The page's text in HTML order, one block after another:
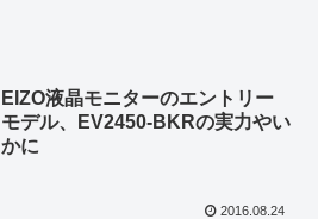
EIZO液晶モニターのエントリー
モデル、EV2450-BKRの実力やい
かに
2016.08.24